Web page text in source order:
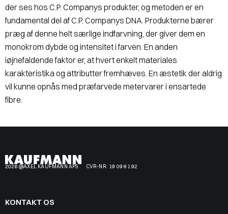
der ses hos C.P. Companys produkter, og metoden er en
fundamental del af C.P. Companys DNA. Produkterne bærer
præg af denne helt særlige indfarvning, der giver dem en
monokrom dybde og intensitet i farven. En anden
iøjnefaldende faktor er, at hvert enkelt materiales
karakteristika og attributter fremhæves. En æstetik der aldrig
vil kunne opnås med præfarvede metervarer i ensartede
fibre.
2026 @AXEL KAUFMANN APS CVR-NR. 19 09 81 92
KONTAKT OS